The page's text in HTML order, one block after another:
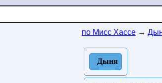
по Мисс Хассе →
Дыня